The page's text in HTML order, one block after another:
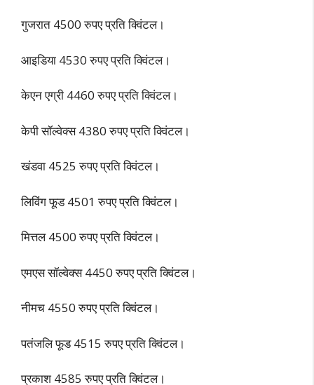
गुजरात 4500 रुपए प्रति क्विंटल।
आइडिया 4530 रुपए प्रति क्विंटल।
केएन एग्री 4460 रुपए प्रति क्विंटल।
केपी सॉल्वेक्स 4380 रुपए प्रति क्विंटल।
खंडवा 4525 रुपए प्रति क्विंटल।
लिविंग फूड 4501 रुपए प्रति क्विंटल।
मित्तल 4500 रुपए प्रति क्विंटल।
एमएस सॉल्वेक्स 4450 रुपए प्रति क्विंटल।
नीमच 4550 रुपए प्रति क्विंटल।
पतंजलि फूड 4515 रुपए प्रति क्विंटल।
प्रकाश 4585 रुपए प्रति क्विंटल।